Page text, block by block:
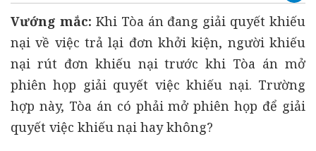
Vướng mắc: Khi Tòa án đang giải quyết khiếu
nại về việc trả lại đơn khởi kiện, người khiếu
nại rút đơn khiếu nại trước khi Tòa án mở
phiên họp giải quyết việc khiếu nại. Trường
hợp này, Tòa án có phải mở phiên họp để giải
quyết việc khiếu nại hay không?